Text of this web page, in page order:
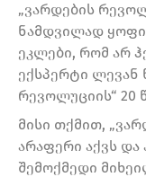
„ვარდების
ნამდვილად
ეკლები, რომ არ
ექსპერტი ლევან
რევოლუციის“ 20
მისი თქმით,
არაფერი აქვს და
შემოქმედი